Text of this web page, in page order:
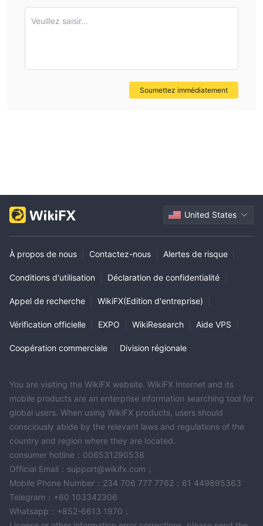
clearly and are subject to recognized regulations. In
summary, because S&C Inversiones does not disclose
Veuillez saisir...
Soumettez immédiatement
United States
À propos de nous Contactez-nous Alertes de risque
Conditions d'utilisation Déclaration de confidentialité
Appel de recherche WikiFX(Edition d'entreprise)
Vérification officielle EXPO WikiResearch Aide VPS
Coopération commerciale Division régionale
You are visiting the WikiFX website. WikiFX Internet and its
mobile products are an enterprise information searching tool for
global users. When using WikiFX products, users should
consciously abide by the relevant laws and regulations of the
country and region where they are located.
consumer hotline：006531290538
Official Email：support@wikifx.com；
Mobile Phone Number：234 706 777 7762；61 449895363
Telegram：+60 103342306
Whatsapp：+852-6613 1970；